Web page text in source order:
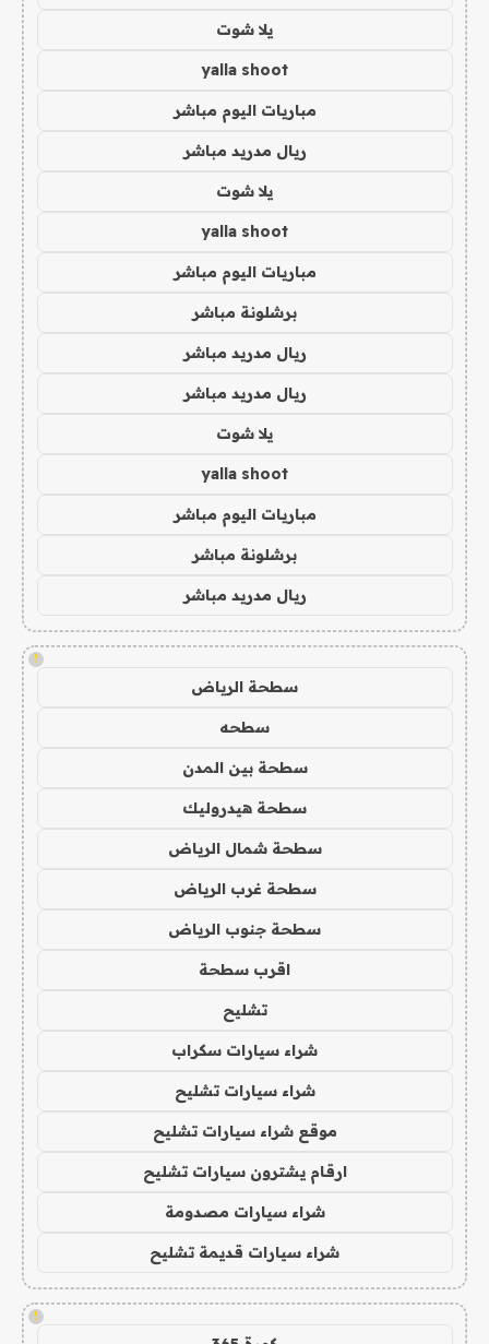
يلا شوت
yalla shoot
مباريات اليوم مباشر
ريال مدريد مباشر
يلا شوت
yalla shoot
مباريات اليوم مباشر
برشلونة مباشر
ريال مدريد مباشر
ريال مدريد مباشر
يلا شوت
yalla shoot
مباريات اليوم مباشر
برشلونة مباشر
ريال مدريد مباشر
!
سطحة الرياض
سطحه
سطحة بين المدن
سطحة هيدروليك
سطحة شمال الرياض
سطحة غرب الرياض
سطحة جنوب الرياض
اقرب سطحة
تشليح
شراء سيارات سكراب
شراء سيارات تشليح
موقع شراء سيارات تشليح
ارقام يشترون سيارات تشليح
شراء سيارات مصدومة
شراء سيارات قديمة تشليح
!